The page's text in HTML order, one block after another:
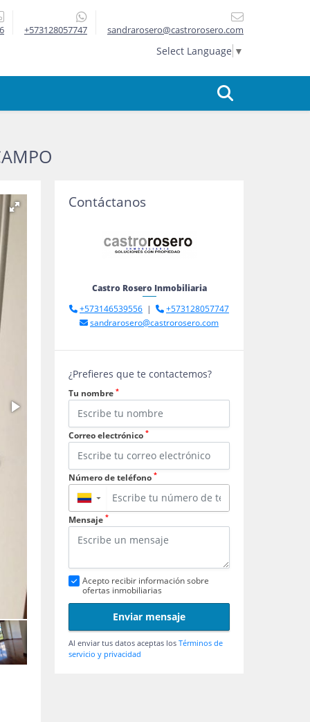
+573128057747 sandrarosero@castrorosero.com
Select Language ▼
Contáctanos
Castro Rosero Inmobiliaria
+573146539556 |
+573128057747
sandrarosero@castrorosero.com
¿Prefieres que te contactemos?
Tu nombre *
Correo electrónico *
Número de teléfono *
▼
Mensaje *
Acepto recibir información sobre
ofertas inmobiliarias
Enviar mensaje
Al enviar tus datos aceptas los Términos de
servicio y privacidad